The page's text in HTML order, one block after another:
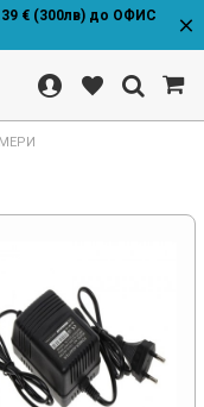
€ (300лв) до ОФИС